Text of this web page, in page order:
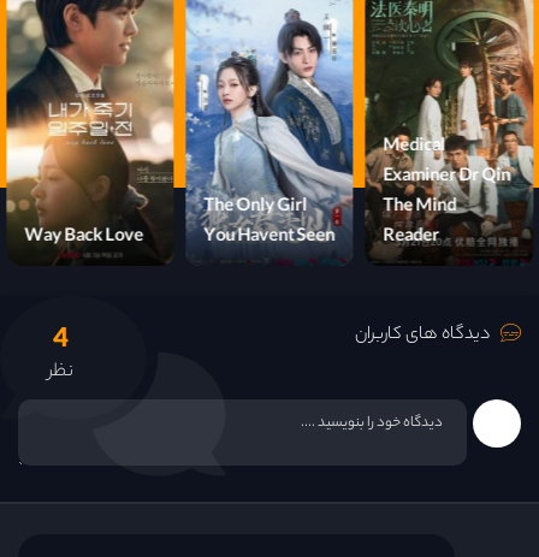
Medical
Examiner Dr Qin
The Mind
Reader
The Only Girl
You Havent Seen
Way Back Love
دیدگاه های کاربران 4
نظر